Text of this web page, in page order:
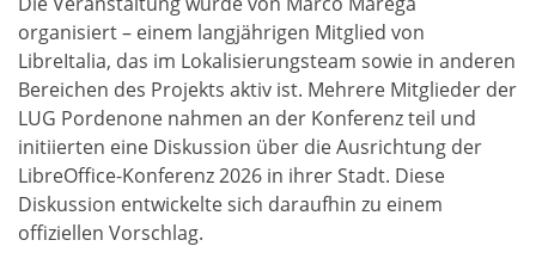
organisiert – einem langjährigen Mitglied von
LibreItalia, das im Lokalisierungsteam sowie in anderen
Bereichen des Projekts aktiv ist. Mehrere Mitglieder der
LUG Pordenone nahmen an der Konferenz teil und
initiierten eine Diskussion über die Ausrichtung der
LibreOffice-Konferenz 2026 in ihrer Stadt. Diese
Diskussion entwickelte sich daraufhin zu einem
offiziellen Vorschlag.